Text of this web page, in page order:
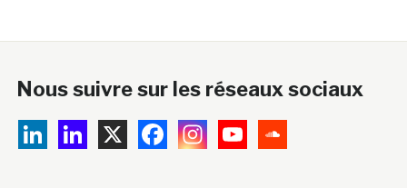
Nous suivre sur les réseaux sociaux